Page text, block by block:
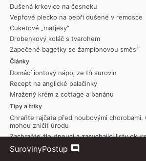
SurovinyPostup Komentáře
Dušená krkovice na česneku
Vepřové plecko na pepři dušené v remosce
Cuketové „matjesy“
Drobenkový koláč s tvarohem
Zapečené bagetky se žampionovou směsí
Články
Domácí iontový nápoj ze tří surovin
Recept na anglické palačinky
Mražený krém z cottage a banánu
Tipy a triky
Chraňte rajčata před houbovými chorobami.
mohou zničit úrodu
Zachraňte žloutnoucí a zasychající listy
Blboun není žádná hloupá nadávka: Každý